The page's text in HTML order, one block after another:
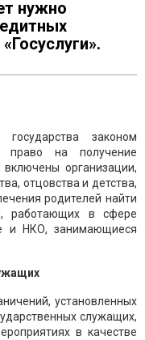
нужно
законом
на получение
организации,
отцовства и детства,
родителей найти
работающих в сфере
и НКО, занимающиеся
установленных
служащих,
в качестве